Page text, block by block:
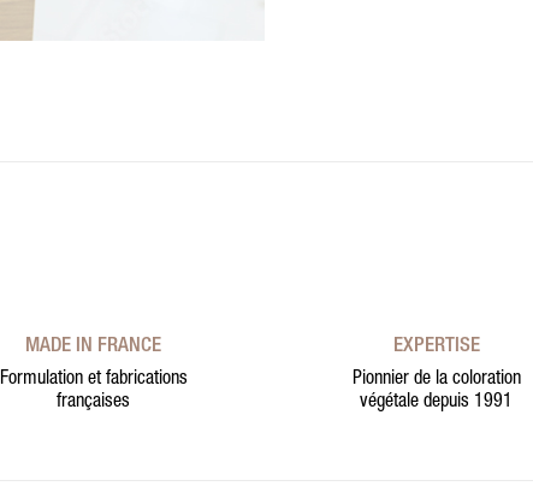
MADE IN FRANCE
Formulation et fabrications
françaises
EXPERTISE
Pionnier de la coloration
végétale depuis 1991